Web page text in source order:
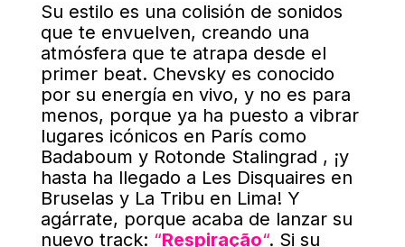
Su estilo es una colisión de sonidos
que te envuelven, creando una
atmósfera que te atrapa desde el
primer beat. Chevsky es conocido
por su energía en vivo, y no es para
menos, porque ya ha puesto a vibrar
lugares icónicos en París como
Badaboum y Rotonde Stalingrad , ¡y
hasta ha llegado a Les Disquaires en
Bruselas y La Tribu en Lima! Y
agárrate, porque acaba de lanzar su
nuevo track: “Respiração“. Si su